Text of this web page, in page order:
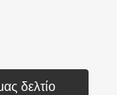
δελτίο